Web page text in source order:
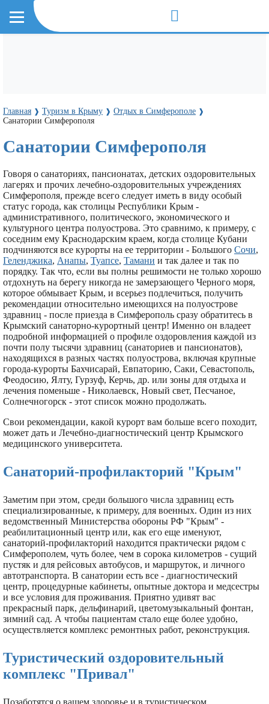
Главная ❱ Туризм в Крыму ❱ Отдых в Симферополе ❱
Санатории Симферополя
Санатории Симферополя
Говоря о санаториях, пансионатах, детских оздоровительных
лагерях и прочих лечебно-оздоровительных учреждениях
Симферополя, прежде всего следует иметь в виду особый
статус города, как столицы Республики Крым -
административного, политического, экономического и
культурного центра полуострова. Это сравнимо, к примеру, с
соседним ему Краснодарским краем, когда столице Кубани
подчиняются все курорты на ее территории - Большого Сочи,
Геленджика, Анапы, Туапсе, Тамани и так далее и так по
порядку. Так что, если вы полны решимости не только хорошо
отдохнуть на берегу никогда не замерзающего Черного моря,
которое обмывает Крым, и всерьез подлечиться, получить
рекомендации относительно имеющихся на полуострове
здравниц - после приезда в Симферополь сразу обратитесь в
Крымский санаторно-курортный центр! Именно он владеет
подробной информацией о профиле оздоровления каждой из
почти полу тысячи здравниц (санаториев и пансионатов),
находящихся в разных частях полуострова, включая крупные
города-курорты Бахчисарай, Евпаторию, Саки, Севастополь,
Феодосию, Ялту, Гурзуф, Керчь, др. или зоны для отдыха и
лечения поменьше - Николаевск, Новый свет, Песчаное,
Солнечногорск - этот список можно продолжать.
Свои рекомендации, какой курорт вам больше всего походит,
может дать и Лечебно-диагностический центр Крымского
медицинского университета.
Санаторий-профилакторий "Крым"
Заметим при этом, среди большого числа здравниц есть
специализированные, к примеру, для военных. Один из них
ведомственный Министерства обороны РФ "Крым" -
реабилитационный центр или, как его еще именуют,
санаторий-профилакторий находится практически рядом с
Симферополем, чуть более, чем в сорока километров - сущий
пустяк и для рейсовых автобусов, и маршруток, и личного
автотранспорта. В санатории есть все - диагностический
центр, процедурные кабинеты, опытные доктора и медсестры
и все условия для проживания. Приятно удивят вас
прекрасный парк, дельфинарий, цветомузыкальный фонтан,
зимний сад. А чтобы пациентам стало еще более удобно,
осуществляется комплекс ремонтных работ, реконструкция.
Туристический оздоровительный
комплекс "Привал"
Позаботятся о вашем здоровье и в туристическом